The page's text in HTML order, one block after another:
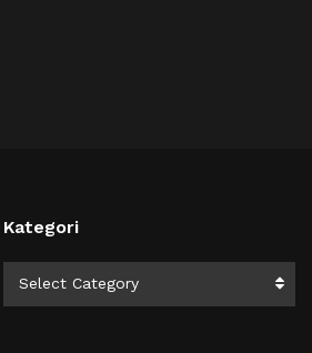
Kategori
Select Category